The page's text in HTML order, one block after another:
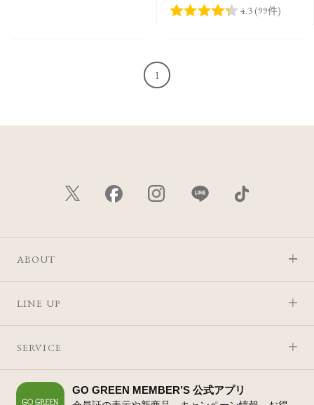
1
ABOUT
LINE UP
SERVICE
GO GREEN MEMBER’S 公式アプリ